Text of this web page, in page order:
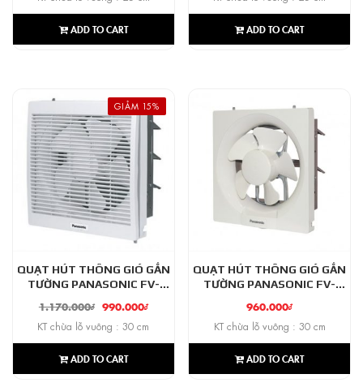
ADD TO CART ADD TO CART
GIẢM 15%
QUẠT HÚT THÔNG GIÓ GẮN
TƯỜNG PANASONIC FV-
1.170.000₫ 990.000₫
KT chừa lỗ vuông : 30 cm
ADD TO CART
QUẠT HÚT THÔNG GIÓ GẮN
TƯỜNG PANASONIC FV-
960.000₫
KT chừa lỗ vuông : 30 cm
ADD TO CART